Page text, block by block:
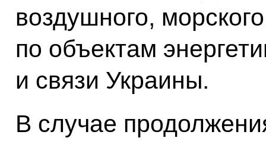
воздушного,
по объектам
и связи Украины.
В случае